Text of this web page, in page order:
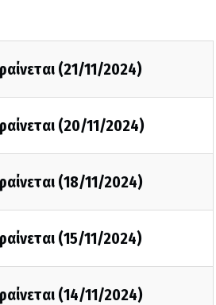
(21/11/2024)
(20/11/2024)
(18/11/2024)
(15/11/2024)
(14/11/2024)